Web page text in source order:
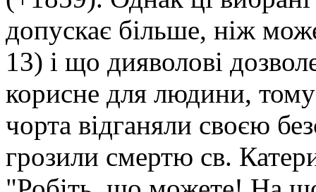
допускає більше, ніж
13) і що дияволові
корисне для людини,
чорта відганяли своєю
грозили смертю св.